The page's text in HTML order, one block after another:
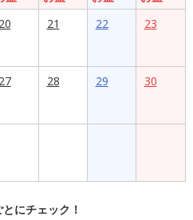
20 21 22 23
27 28 29 30
にチェック！